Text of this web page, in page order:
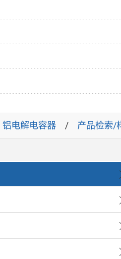
铝电解电容器 产品检索/